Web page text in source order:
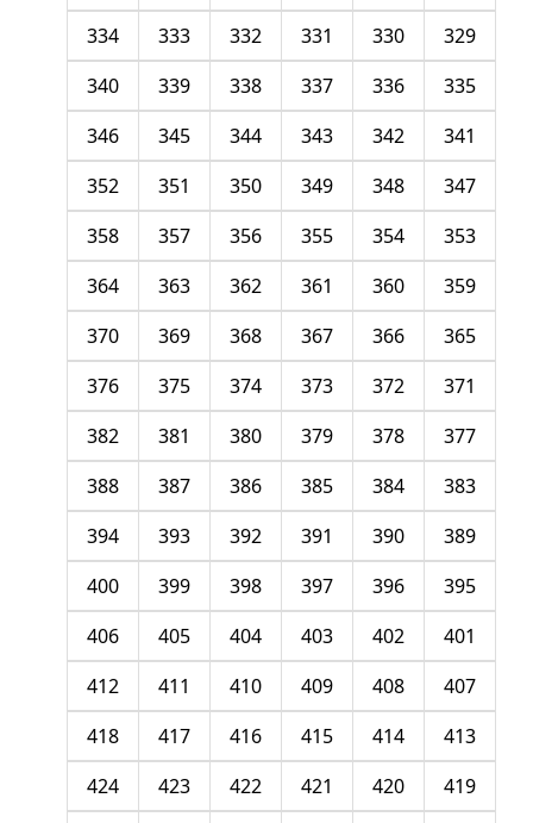
329
330
331
332
333
334
335
336
337
338
339
340
341
342
343
344
345
346
347
348
349
350
351
352
353
354
355
356
357
358
359
360
361
362
363
364
365
366
367
368
369
370
371
372
373
374
375
376
377
378
379
380
381
382
383
384
385
386
387
388
389
390
391
392
393
394
395
396
397
398
399
400
401
402
403
404
405
406
407
408
409
410
411
412
413
414
415
416
417
418
419
420
421
422
423
424